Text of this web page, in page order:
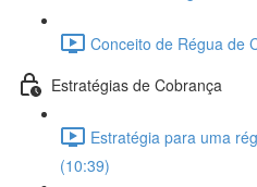
Conceito de Régua de
Estratégias de Cobrança
Estratégia para uma
(10:39)